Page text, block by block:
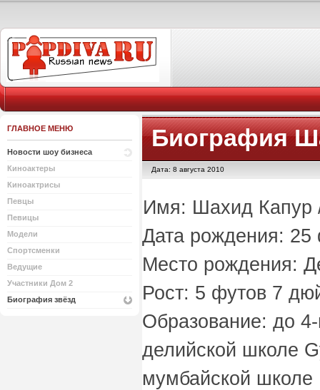
ГЛАВНОЕ МЕНЮ
Новости шоу бизнеса
Киноактеры
Киноактрисы
Певцы
Певицы
Модели
Спортсменки
Ведущие
Участники Дом 2
Биография звёзд
Биография
Дата: 8 августа 2010
Имя: Шахид Капур
Дата рождения: 25
Место рождения:
Рост: 5 футов 7
Образование: до
делийской школе
мумбайской школе